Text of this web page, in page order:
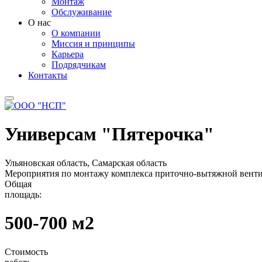
Обслуживание
О нас
О компании
Миссия и принципы
Карьера
Подрядчикам
Контакты
Универсам "Пятерочка"
Ульяновская область, Самарская область
Мероприятия по монтажу комплекса приточно-вытяжной
Общая
площадь:
500-700 м2
Стоимость